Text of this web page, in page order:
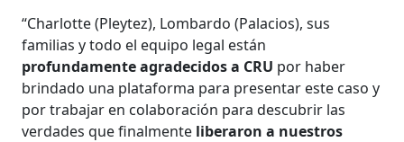
“Charlotte (Pleytez), Lombardo (Palacios), sus
familias y todo el equipo legal están
profundamente agradecidos a CRU por haber
brindado una plataforma para presentar este caso y
por trabajar en colaboración para descubrir las
verdades que finalmente liberaron a nuestros